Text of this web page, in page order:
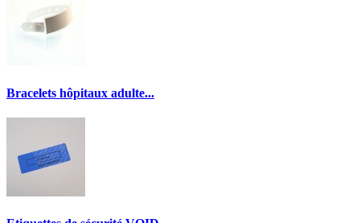
Bracelets hôpitaux adulte...